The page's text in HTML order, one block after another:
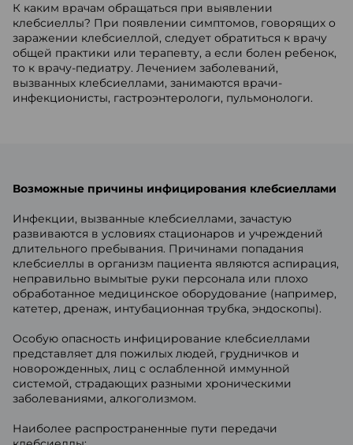
К каким врачам обращаться при выявлении
клебсиеллы? При появлении симптомов, говорящих о
заражении клебсиеллой, следует обратиться к врачу
общей практики или терапевту, а если болен ребенок,
то к врачу-педиатру. Лечением заболеваний,
вызванных клебсиеллами, занимаются врачи-
инфекционисты, гастроэнтерологи, пульмонологи.
Возможные причины инфицирования клебсиеллами
Инфекции, вызванные клебсиеллами, зачастую
развиваются в условиях стационаров и учреждений
длительного пребывания. Причинами попадания
клебсиеллы в организм пациента являются аспирация,
неправильно вымытые руки персонала или плохо
обработанное медицинское оборудование (например,
катетер, дренаж, интубационная трубка, эндоскопы).
Особую опасность инфицирование клебсиеллами
представляет для пожилых людей, грудничков и
новорожденных, лиц с ослабленной иммунной
системой, страдающих разными хроническими
заболеваниями, алкоголизмом.
Наиболее распространенные пути передачи